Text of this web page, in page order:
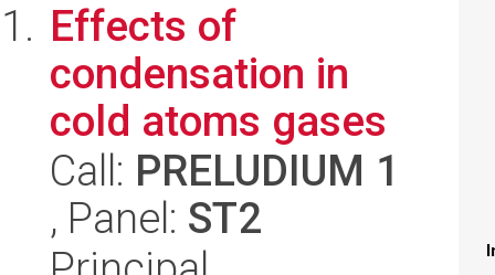
Effects of
condensation in
cold atoms gases
Call: PRELUDIUM 1
, Panel: ST2